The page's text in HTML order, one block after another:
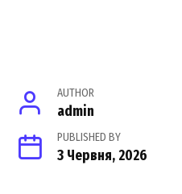
AUTHOR
admin
PUBLISHED BY
3 Червня, 2026